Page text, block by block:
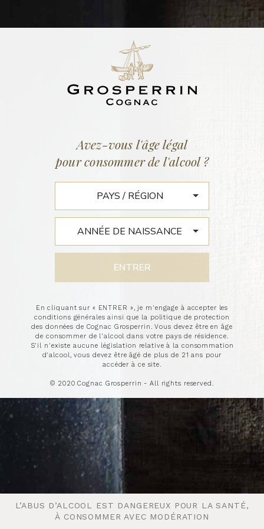
LOT N°684
GRANDE CHAMPAGNE N°22
41,1% vol. | 39 litres
Notre lot précédent de Grande Champagne N.22 étant
L’ABUS D’ALCOOL EST DANGEREUX POUR LA SANTÉ,
À CONSOMMER AVEC MODÉRATION
Avez-vous l'âge légal
pour consommer de l'alcool ?
En cliquant sur « ENTRER », je m'engage à accepter les
conditions générales ainsi que la politique de protection
des données de Cognac Grosperrin. Vous devez être en âge
de consommer de l'alcool dans votre pays de résidence.
S'il n'existe aucune législation relative à la consommation
d'alcool, vous devez être âgé de plus de 21 ans pour
accéder à ce site.
© 2020 Cognac Grosperrin - All rights reserved.
L’ABUS D’ALCOOL EST DANGEREUX POUR LA SANTÉ,
À CONSOMMER AVEC MODÉRATION